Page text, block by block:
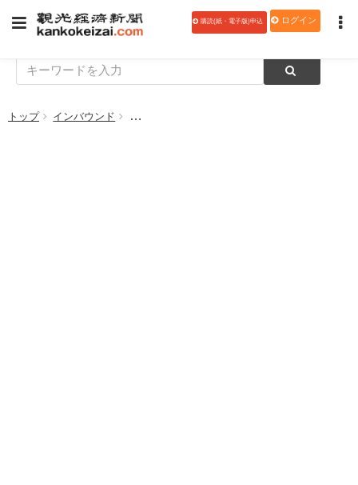
購読(紙・電子版)申込 ログイン
トップ インバウンド 【参加費無料】海外ジョブフェア＆マッチング